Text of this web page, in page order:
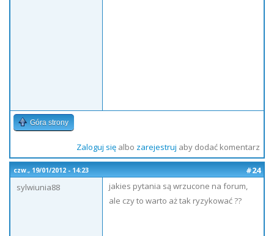
Góra strony
Zaloguj sięalbo zarejestruj aby dodać komentarz
czw., 19/01/2012 - 14:23
#24
sylwiunia88
jakies pytania są wrzucone na forum,
ale czy to warto aż tak ryzykować ??